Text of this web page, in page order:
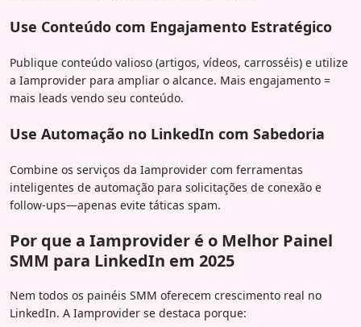
Use Conteúdo com Engajamento Estratégico
Publique conteúdo valioso (artigos, vídeos, carrosséis) e utilize
a Iamprovider para ampliar o alcance. Mais engajamento =
mais leads vendo seu conteúdo.
Use Automação no LinkedIn com Sabedoria
Combine os serviços da Iamprovider com ferramentas
inteligentes de automação para solicitações de conexão e
follow-ups—apenas evite táticas spam.
Por que a Iamprovider é o Melhor Painel
SMM para LinkedIn em 2025
Nem todos os painéis SMM oferecem crescimento real no
LinkedIn. A Iamprovider se destaca porque: